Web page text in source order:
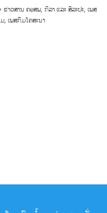
ຂ່າວສານ ຄອສພ ,ກິລາ ແລະ ສິລະປະ ,ເພສ
,ເພສກົມໂຄສະນາ